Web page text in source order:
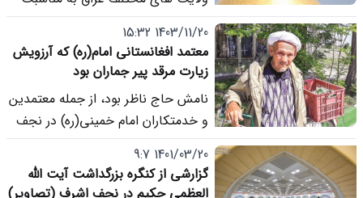
شهادت امام خامنه ای خبر دادند.
1403/11/20 15:32
معتمد افغانستانی امام(ره) که آرزویش
زیارت مرقد پیر جماران بود
نامش حاج ناظر بود، از جمله معتمدین
و خدمتکاران امام خمینی(ره) در نجف
اشرف که در نهایت در محله گلشهر،
حاشیه شهر مشهد دار فانی را وداع
گفت.
1401/03/20 9:7
گزارشی از کنگره بزرگداشت آیت الله
العظمی حکیم در نجف اشرف (تصاویر)